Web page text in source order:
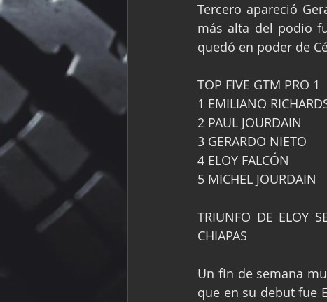
Tercero apareció
más alta del podio
quedó en poder de
TOP FIVE GTM PRO 1
1 EMILIANO RICHARDS
2 PAUL JOURDAIN
3 GERARDO NIETO
4 ELOY FALCÓN
5 MICHEL JOURDAIN
TRIUNFO DE ELOY
CHIAPAS
Un fin de semana
que en su debut fue